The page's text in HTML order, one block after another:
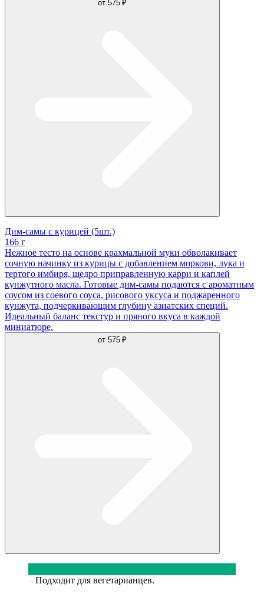
от 575 ₽
Дим-самы с курицей (5шт.)
166 г
Нежное тесто на основе крахмальной муки обволакивает
сочную начинку из курицы с добавлением моркови, лука и
тертого имбиря, щедро приправленную карри и каплей
кунжутного масла. Готовые дим-самы подаются с ароматным
соусом из соевого соуса, рисового уксуса и поджаренного
кунжута, подчеркивающим глубину азиатских специй.
Идеальный баланс текстур и пряного вкуса в каждой
миниатюре.
от 575 ₽
Подходит для вегетарианцев.